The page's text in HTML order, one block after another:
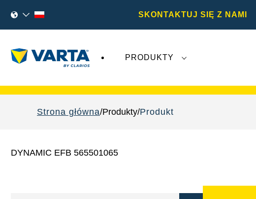
SKONTAKTUJ SIĘ Z NAMI
PRODUKTY
Strona główna Produkty Produkt
DYNAMIC EFB 565501065